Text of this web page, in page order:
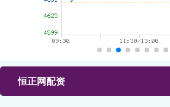
恒正网配资